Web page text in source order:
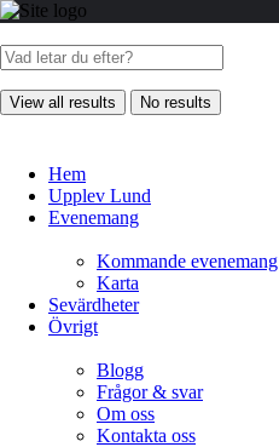
View all results No results
Hem
Upplev Lund
Evenemang
Kommande evenemang
Karta
Sevärdheter
Övrigt
Blogg
Frågor & svar
Om oss
Kontakta oss